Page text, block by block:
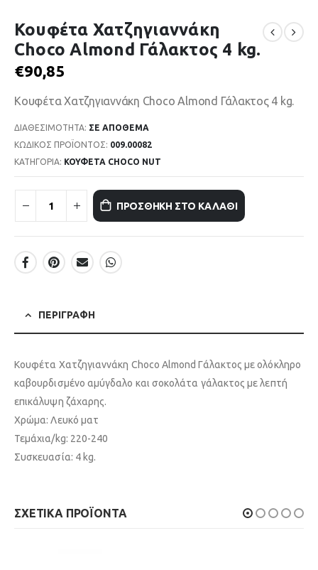
Κουφέτα Χατζηγιαννάκη
Choco Almond Γάλακτος 4 kg.
€90,85
Κουφέτα Χατζηγιαννάκη Choco Almond Γάλακτος 4 kg.
ΔΙΑΘΕΣΙΜΌΤΗΤΑ: ΣΕ ΑΠΌΘΕΜΑ
ΚΩΔΙΚΌΣ ΠΡΟΪΌΝΤΟΣ: 009.00082
ΚΑΤΗΓΟΡΊΑ: ΚΟΥΦΕΤΑ CHOCO NUT
ΠΡΟΣΘΉΚΗ ΣΤΟ ΚΑΛΆΘΙ
ΠΕΡΙΓΡΑΦΉ
Κουφέτα Χατζηγιαννάκη Choco Almond Γάλακτος με ολόκληρο
καβουρδισμένο αμύγδαλο και σοκολάτα γάλακτος με λεπτή
επικάλυψη ζάχαρης.
Χρώμα: Λευκό ματ
Τεμάχια/kg: 220-240
Συσκευασία: 4 kg.
ΣΧΕΤΙΚΆ ΠΡΟΪΌΝΤΑ